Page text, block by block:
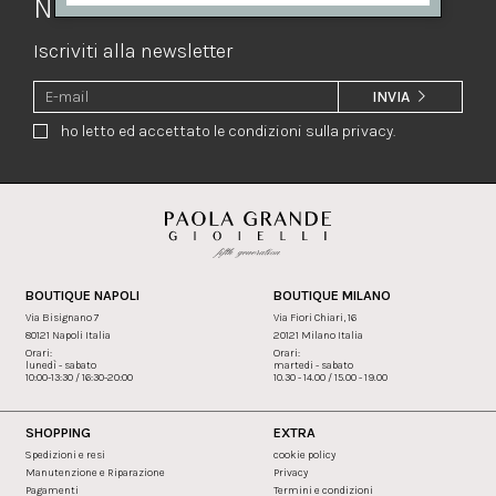
Newsletter
Iscriviti alla newsletter
ho letto ed accettato le condizioni sulla privacy.
INVIA
BOUTIQUE NAPOLI
Via Bisignano 7
80121 Napoli Italia
Orari:
lunedì - sabato
10:00-13:30 / 16:30-20:00
BOUTIQUE MILANO
Via Fiori Chiari, 16
20121 Milano Italia
Orari:
martedi - sabato
10.30 - 14.00 / 15.00 - 19.00
SHOPPING
Spedizioni e resi
Manutenzione e Riparazione
Pagamenti
EXTRA
cookie policy
Privacy
Termini e condizioni